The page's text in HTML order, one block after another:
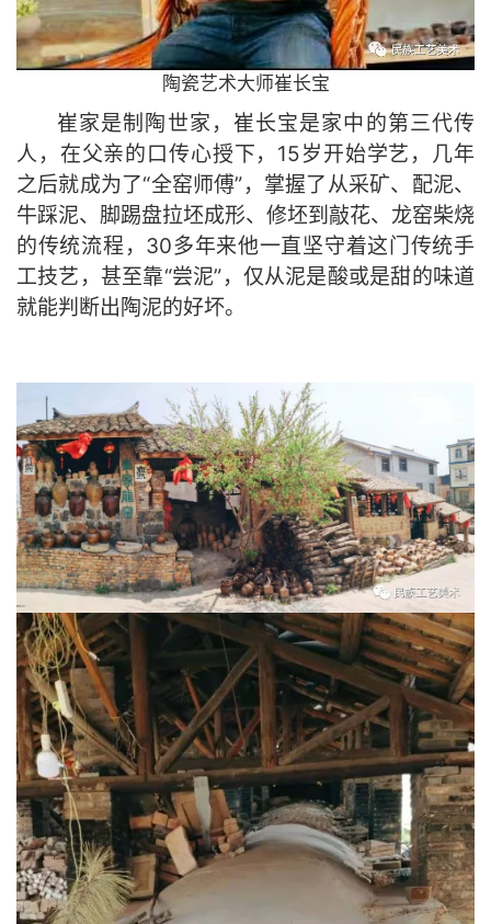
陶瓷艺术大师崔长宝
崔家是制陶世家，崔长宝是家中的第三代传
人，在父亲的口传心授下，15岁开始学艺，几年
之后就成为了“全窑师傅”，掌握了从采矿、配泥、
牛踩泥、脚踢盘拉坯成形、修坯到敲花、龙窑柴烧
的传统流程，30多年来他一直坚守着这门传统手
工技艺，甚至靠“尝泥”，仅从泥是酸或是甜的味道
就能判断出陶泥的好坏。